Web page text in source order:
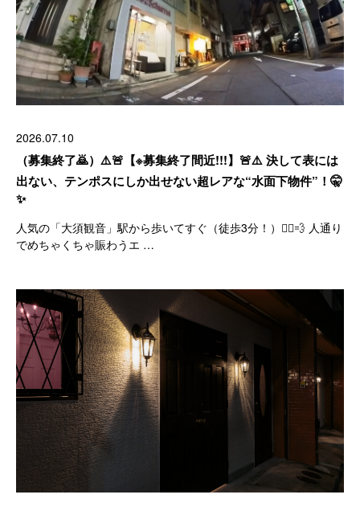
2026.07.10
（募集終了🙇）⚠️🚨【※募集終了間近!!!】🚨⚠️ 決して表には
出ない、テンポスにしか出せない超レアな“水面下物件”！🤫
✨
人気の「大須観音」駅から歩いてすぐ（徒歩3分！）🏃‍♂️💨 人通り
でめちゃくちゃ賑わうエ …